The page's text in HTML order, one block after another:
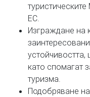
ЕС.
Изграждане на
устойчивостта,
като спомагат
туризма.
Подобряване